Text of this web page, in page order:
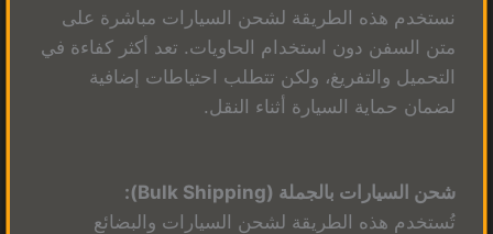
نستخدم هذه الطريقة لشحن السيارات مباشرة على
متن السفن دون استخدام الحاويات. تعد أكثر كفاءة في
التحميل والتفريغ، ولكن تتطلب احتياطات إضافية
لضمان حماية السيارة أثناء النقل.
شحن السيارات بالجملة (Bulk Shipping):
تُستخدم هذه الطريقة لشحن السيارات والبضائع